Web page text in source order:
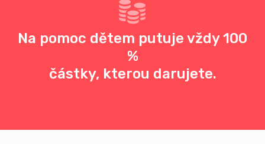
Na pomoc dětem putuje vždy 100
%
částky, kterou darujete.